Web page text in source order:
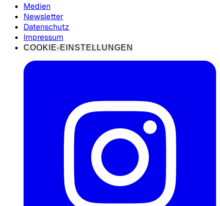
Medien
Newsletter
Datenschutz
Impressum
COOKIE-EINSTELLUNGEN